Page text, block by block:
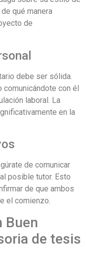
qué manera
de
debe ser sólida.
comunicándote con él
laboral. La
en la
de comunicar
posible tutor. Esto
de que ambos
el comienzo.
Buen
de tesis